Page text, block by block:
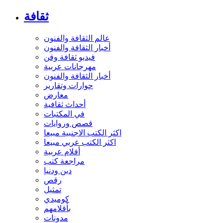
ثقافة
عالم الثقافة والفنون
أخبار الثقافة والفنون
فيديو ثقافة وفن
مهرجانات عربية
أخبار الثقافة والفنون
حوارات وتقارير
معارض
أحداث ثقافية
في المكتبات
قصص وروايات
اكثر الكتب الاجنبية مبيعا
اكثر الكتب عربي مبيعا
أفلام عربية
مراجعة كتب
دين ودنيا
رقص
تمثيل
كوميدي
بأقلامهم
مدونات